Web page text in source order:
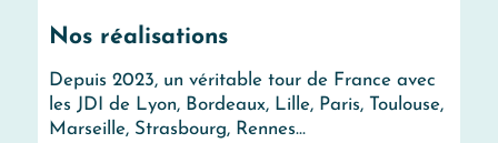
Nos réalisations
Depuis 2023, un véritable tour de France avec
les JDI de Lyon, Bordeaux, Lille, Paris, Toulouse,
Marseille, Strasbourg, Rennes…